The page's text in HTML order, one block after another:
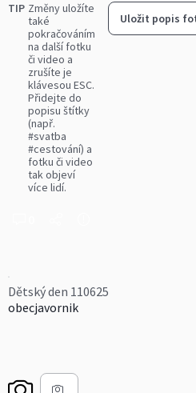
TIP Změny uložíte
také
pokračováním
na další fotku
či video a
zrušíte je
klávesou ESC.
Přidejte do
popisu štítky
(např.
#svatba
#cestování) a
fotku či video
tak objeví
více lidí.
Uložit popis
Dětský den 110625
obecjavornik